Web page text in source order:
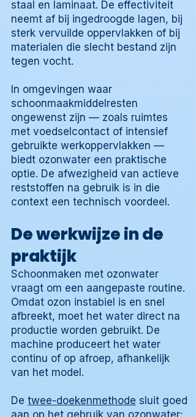
staal en laminaat. De effectiviteit
neemt af bij ingedroogde lagen, bij
sterk vervuilde oppervlakken of bij
materialen die slecht bestand zijn
tegen vocht.
In omgevingen waar
schoonmaakmiddelresten
ongewenst zijn — zoals ruimtes
met voedselcontact of intensief
gebruikte werkoppervlakken —
biedt ozonwater een praktische
optie. De afwezigheid van actieve
reststoffen na gebruik is in die
context een technisch voordeel.
De werkwijze in de
praktijk
Schoonmaken met ozonwater
vraagt om een aangepaste routine.
Omdat ozon instabiel is en snel
afbreekt, moet het water direct na
productie worden gebruikt. De
machine produceert het water
continu of op afroep, afhankelijk
van het model.
De twee-doekenmethode sluit goed